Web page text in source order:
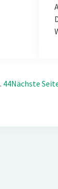
44Nächste